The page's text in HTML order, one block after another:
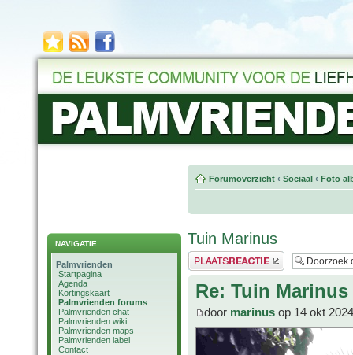
NAVIGATIE
Palmvrienden
Startpagina
Agenda
Kortingskaart
Palmvrienden forums
Palmvrienden chat
Palmvrienden wiki
Palmvrienden maps
Palmvrienden label
Contact
Forumoverzicht ‹ Sociaal ‹ Foto
Tuin Marinus
Plaats een reactie
Re: Tuin Marinus
door marinus op 14 okt